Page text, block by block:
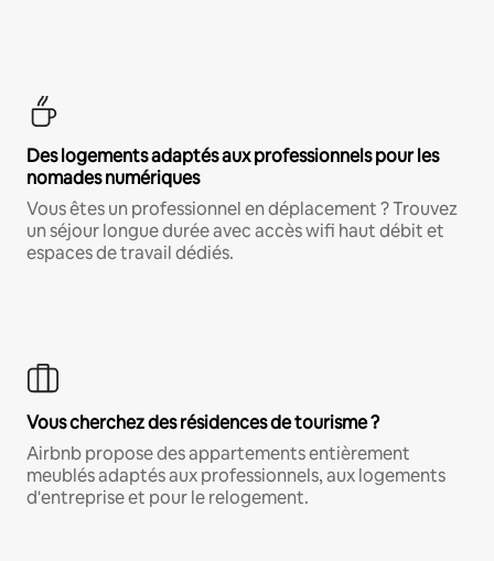
Des logements adaptés aux professionnels pour les
nomades numériques
Vous êtes un professionnel en déplacement ? Trouvez
un séjour longue durée avec accès wifi haut débit et
espaces de travail dédiés.
Vous cherchez des résidences de tourisme ?
Airbnb propose des appartements entièrement
meublés adaptés aux professionnels, aux logements
d'entreprise et pour le relogement.